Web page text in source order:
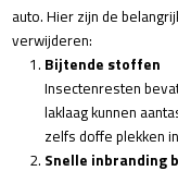
auto. Hier zijn de
verwijderen:
Bijtende stoffen
Insectenresten
laklaag kunnen
zelfs doffe plekken
Snelle inbranding